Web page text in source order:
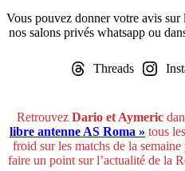
Vous pouvez donner votre avis
nos salons privés whatsapp ou
Threads
Retrouvez Dario et Aymeric
libre antenne AS Roma » tous
froid sur les matchs de la
faire un point sur l’actualité de la